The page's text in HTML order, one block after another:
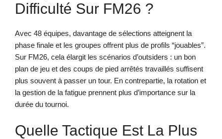
Difficulté Sur FM26 ?
Avec 48 équipes, davantage de sélections atteignent la
phase finale et les groupes offrent plus de profils “jouables”.
Sur FM26, cela élargit les scénarios d’outsiders : un bon
plan de jeu et des coups de pied arrêtés travaillés suffisent
plus souvent à passer un tour. En contrepartie, la rotation et
la gestion de la fatigue prennent plus d’importance sur la
durée du tournoi.
Quelle Tactique Est La Plus